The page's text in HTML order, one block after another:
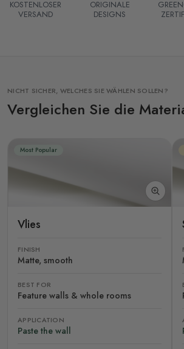
KOSTENLOSER
VERSAND
ORIGINALE
DESIGNS
NICHT SICHER, WELCHES SIE WÄHLEN SOLLEN?
Vergleichen Sie die
Most Popular
Vlies
FINISH
Matte, smooth
BEST FOR
Feature walls & whole rooms
APPLICATION
Paste the wall